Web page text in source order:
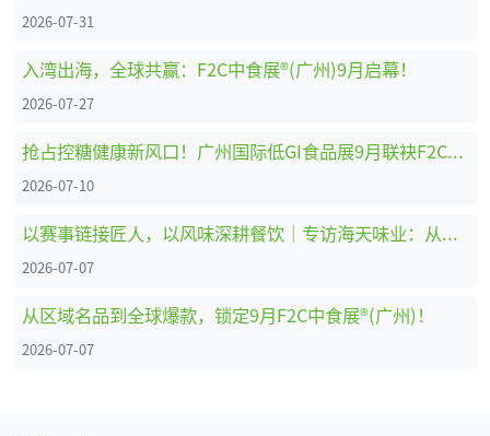
2026-07-31
入湾出海，全球共赢：F2C中食展®(广州)9月启幕！
2026-07-27
抢占控糖健康新风口！广州国际低GI食品展9月联袂F2C中食展®(广州)重磅启幕
2026-07-10
以赛事链接匠人，以风味深耕餐饮｜专访海天味业：从调味供应商到中餐行业共建者
2026-07-07
从区域名品到全球爆款，锁定9月F2C中食展®(广州)！
2026-07-07